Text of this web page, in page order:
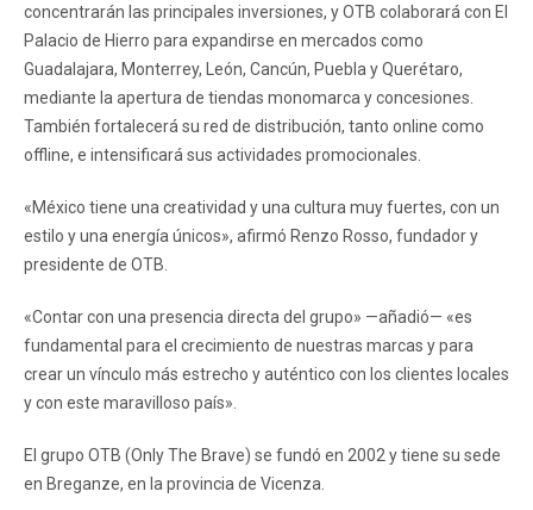
concentrarán las principales inversiones, y OTB colaborará con El
Palacio de Hierro para expandirse en mercados como
Guadalajara, Monterrey, León, Cancún, Puebla y Querétaro,
mediante la apertura de tiendas monomarca y concesiones.
También fortalecerá su red de distribución, tanto online como
offline, e intensificará sus actividades promocionales.
«México tiene una creatividad y una cultura muy fuertes, con un
estilo y una energía únicos», afirmó Renzo Rosso, fundador y
presidente de OTB.
«Contar con una presencia directa del grupo» —añadió— «es
fundamental para el crecimiento de nuestras marcas y para
crear un vínculo más estrecho y auténtico con los clientes locales
y con este maravilloso país».
El grupo OTB (Only The Brave) se fundó en 2002 y tiene su sede
en Breganze, en la provincia de Vicenza.